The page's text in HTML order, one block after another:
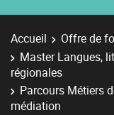
Accueil Offre de
Master Langues,
régionales
Parcours Métiers
médiation